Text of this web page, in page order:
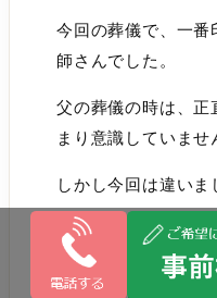
今回の葬儀で、一番
師さんでした。
父の葬儀の時は、正
まり意識していませ
しかし今回は違いま
納棺師さんが母の
し、眠っているよ
ださいました。